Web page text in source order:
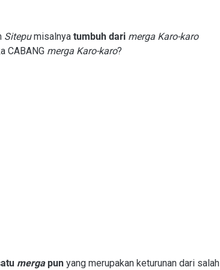
Sitepumisalnya tumbuh dari merga Karo-karo
CABANG merga Karo-karo?
mergapun yang merupakan keturunan dari salah